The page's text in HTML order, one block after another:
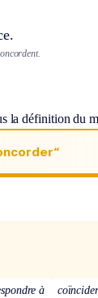
la définition du
à